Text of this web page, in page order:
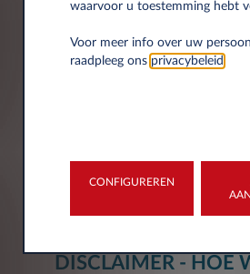
Postcode*
DISCLAIMER - HOE
waarvoor u toestemming hebt
Voor meer info over uw
raadpleeg ons privacybeleid
CONFIGUREREN